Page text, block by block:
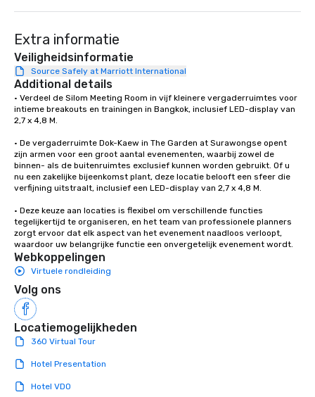
Extra informatie
Veiligheidsinformatie
Source Safely at Marriott International
Additional details
• Verdeel de Silom Meeting Room in vijf kleinere vergaderruimtes voor
intieme breakouts en trainingen in Bangkok, inclusief LED-display van
2,7 x 4,8 M.
• De vergaderruimte Dok-Kaew in The Garden at Surawongse opent
zijn armen voor een groot aantal evenementen, waarbij zowel de
binnen- als de buitenruimtes exclusief kunnen worden gebruikt. Of u
nu een zakelijke bijeenkomst plant, deze locatie belooft een sfeer die
verfijning uitstraalt, inclusief een LED-display van 2,7 x 4,8 M.
• Deze keuze aan locaties is flexibel om verschillende functies
tegelijkertijd te organiseren, en het team van professionele planners
zorgt ervoor dat elk aspect van het evenement naadloos verloopt,
waardoor uw belangrijke functie een onvergetelijk evenement wordt.
Webkoppelingen
Virtuele rondleiding
Volg ons
Locatiemogelijkheden
360 Virtual Tour
Hotel Presentation
Hotel VDO